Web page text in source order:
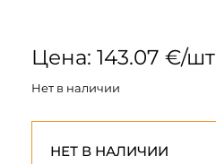
Цена: 143.07 €/шт
Нет в наличии
НЕТ В НАЛИЧИИ